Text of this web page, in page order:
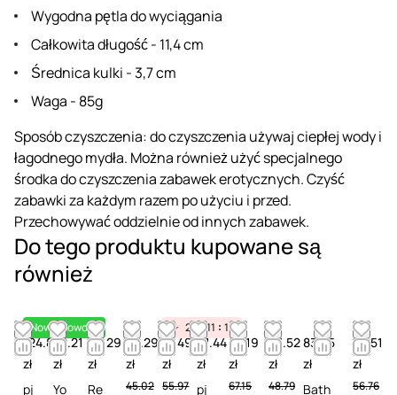
Wygodna pętla do wyciągania
Całkowita długość - 11,4 cm
Średnica kulki - 3,7 cm
Waga - 85g
Sposób czyszczenia: do czyszczenia używaj ciepłej wody i
łagodnego mydła. Można również użyć specjalnego
środka do czyszczenia zabawek erotycznych. Czyść
zabawki za każdym razem po użyciu i przed.
Przechowywać oddzielnie od innych zabawek.
Do tego produktu kupowane są
również
Nowość
124.87
zł
pj
Nowość
52.21
zł
Yo
49.29
zł
Re
28.29
zł
45.02
25 11 15
51.49
zł
55.97
61.44
zł
pj
65.19
zł
67.15
43.52
zł
48.79
83.25
zł
Bath
53.51
zł
56.76